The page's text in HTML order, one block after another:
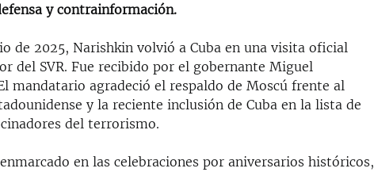
y contrainformación.
de 2025, Narishkin volvió a Cuba en una visita oficial
del SVR. Fue recibido por el gobernante Miguel
mandatario agradeció el respaldo de Moscú frente al
y la reciente inclusión de Cuba en la lista de
del terrorismo.
en las celebraciones por aniversarios históricos,